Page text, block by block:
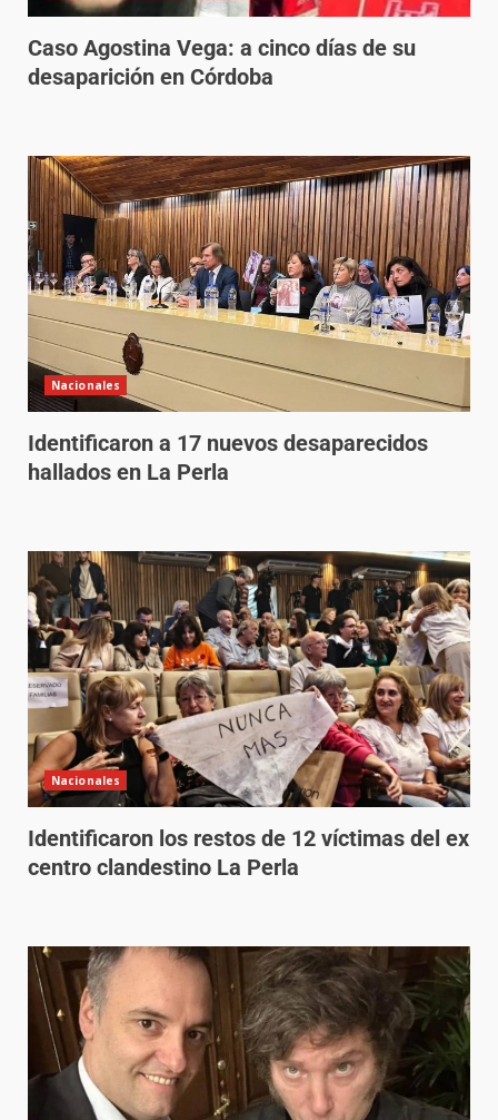
Caso Agostina Vega: a cinco días de su
desaparición en Córdoba
Nacionales
Identificaron a 17 nuevos desaparecidos
hallados en La Perla
Nacionales
Identificaron los restos de 12 víctimas del ex
centro clandestino La Perla